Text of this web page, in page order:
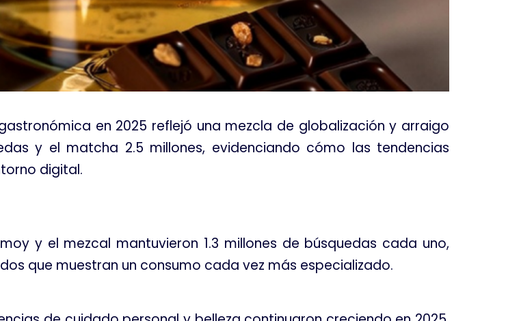
en 2025 reflejó una mezcla de globalización y arraigo
y el matcha 2.5 millones, evidenciando cómo las tendencias
digital.
y el mezcal mantuvieron 1.3 millones de búsquedas cada uno,
que muestran un consumo cada vez más especializado.